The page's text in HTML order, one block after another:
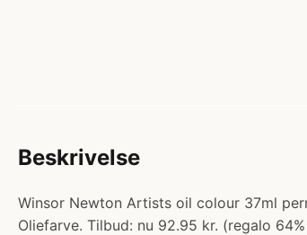
Beskrivelse
Winsor Newton Artists oil colour 37ml
Oliefarve. Tilbud: nu 92.95 kr. (regalo